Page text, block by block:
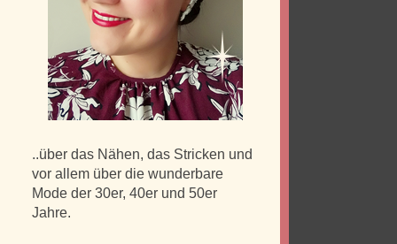
..über das Nähen, das Stricken und
vor allem über die wunderbare
Mode der 30er, 40er und 50er
Jahre.